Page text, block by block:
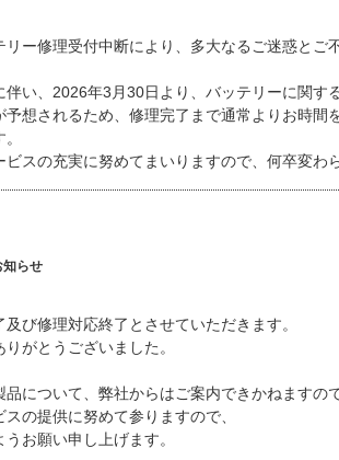
ー修理受付中断により、多大なるご迷惑とご
い、2026年3月30日より、バッテリーに関す
想されるため、修理完了まで通常よりお時間
スの充実に努めてまいりますので、何卒変わ
知らせ
び修理対応終了とさせていただきます。
がとうございました。
について、弊社からはご案内できかねますの
の提供に努めて参りますので、
お願い申し上げます。